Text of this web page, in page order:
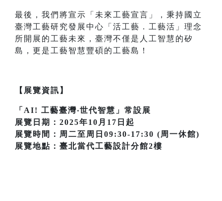
最後，我們將宣示「未來工藝宣言」，秉持國立
臺灣工藝研究發展中心「活工藝．工藝活」理念
所開展的工藝未來，臺灣不僅是人工智慧的矽
島，更是工藝智慧豐碩的工藝島！
【展覽資訊】
「AI! 工藝臺灣‧世代智慧」常設展
展覽日期：2025年10月17日起
展覽時間：周二至周日09:30-17:30 (周一休館)
展覽地點：臺北當代工藝設計分館2樓